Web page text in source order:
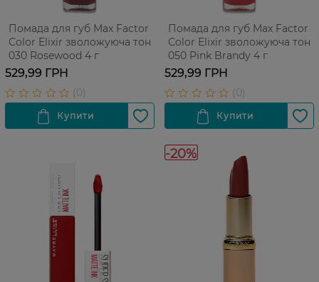
Помада для губ Max Factor
Color Elixir зволожуюча тон
030 Rosewood 4 г
529,99 ГРН
Помада для губ Max Factor
Color Elixir зволожуюча тон
050 Pink Brandy 4 г
529,99 ГРН
-20%